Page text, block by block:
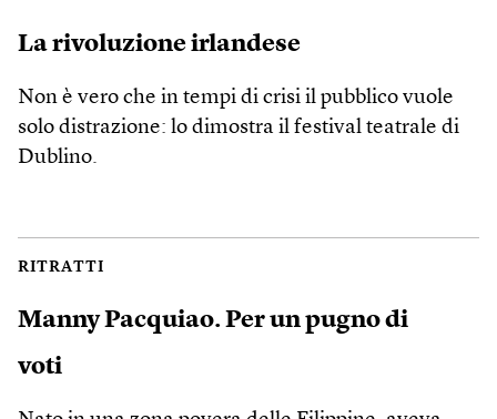
La rivoluzione irlandese
Non è vero che in tempi di crisi il pubblico vuole
solo distrazione: lo dimostra il festival teatrale di
Dublino.
RITRATTI
Manny Pacquiao. Per un pugno di
voti